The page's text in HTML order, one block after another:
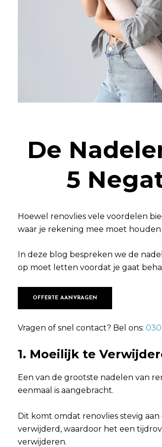
De
5
Hoewel renovlies vele voordelen
waar je rekening mee moet
In deze blog bespreken we de
op moet letten voordat je gaat
OFFERTE AANVRAGEN
Vragen of snel contact? Bel ons:
1. Moeilijk te
Een van de grootste nadelen van
eenmaal is aangebracht.
Dit komt omdat renovlies stevig
verwijderd, waardoor het een
verwijderen.